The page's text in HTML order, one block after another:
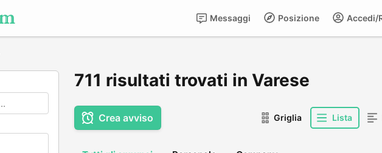
Accedi/
Posizione
Messaggi
711 risultati trovati in Varese
Crea avviso Griglia Lista